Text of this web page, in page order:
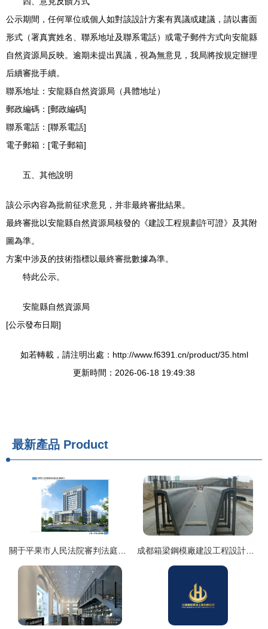
公示期間，任何單位或個人如對該設計方案有異議或建議，請以書面
形式（署真實姓名、聯系地址及聯系電話）或電子郵件方式向安龍縣
自然資源局反映。逾期未提出異議，視為無意見，我局將按規定辦理
后續審批手續。
聯系地址：安龍縣自然資源局（具體地址）
郵政編碼：[郵政編碼]
聯系電話：[聯系電話]
電子郵箱：[電子郵箱]
五、其他說明
該公示內容為批前征求意見，并非最終審批結果。
最終審批以安龍縣自然資源局核發的《建設工程規劃許可證》及其附
圖為準。
方案中涉及的技術指標以最終審批數據為準。
特此公示。
安龍縣自然資源局
[公示發布日期]
如若轉載，請注明出處：http://www.f6391.cn/product/35.html
更新時間：2026-06-18 19:49:38
最新產品 Product